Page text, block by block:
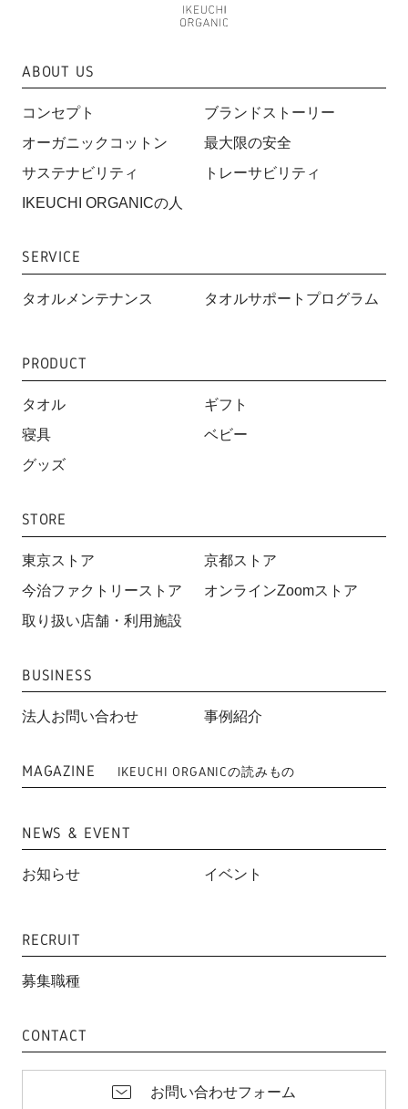
ABOUT US
コンセプト
ブランドストーリー
オーガニックコットン
最大限の安全
サステナビリティ
トレーサビリティ
IKEUCHI ORGANICの人
SERVICE
タオルメンテナンス タオルサポートプログラム
PRODUCT
タオル
ギフト
寝具
ベビー
グッズ
STORE
東京ストア
京都ストア
今治ファクトリーストア
オンラインZoomストア
取り扱い店舗・利用施設
BUSINESS
法人お問い合わせ 事例紹介
MAGAZINE IKEUCHI ORGANICの読みもの
NEWS & EVENT
お知らせ イベント
RECRUIT
募集職種
CONTACT
お問い合わせフォーム